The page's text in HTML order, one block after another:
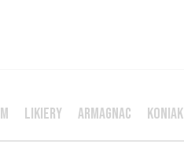
LIKIERY ARMAGNAC KONIAK